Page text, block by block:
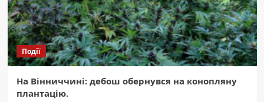
Події
На Вінниччині: дебош обернувся на конопляну
плантацію.